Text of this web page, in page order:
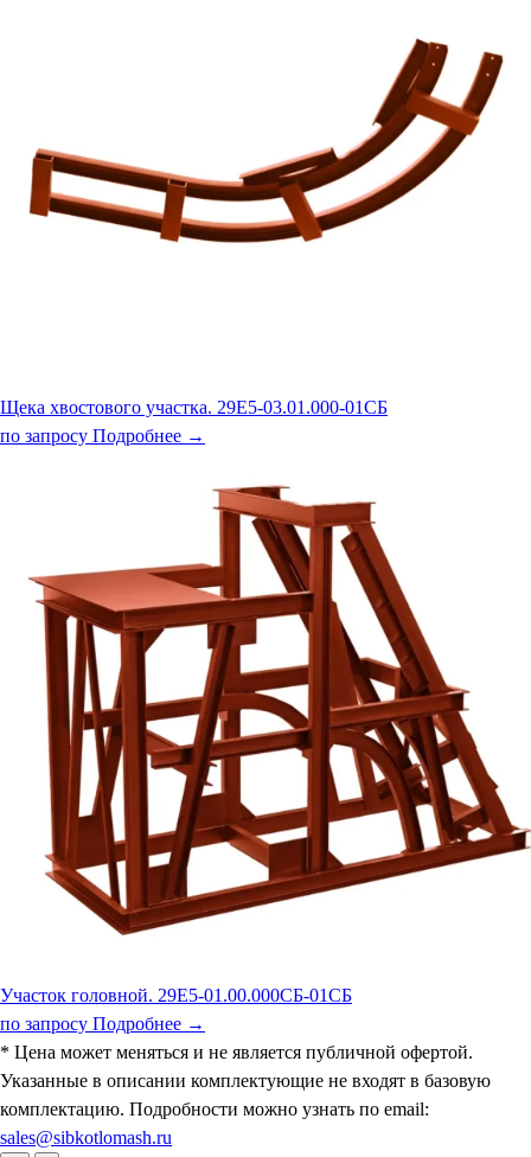
Щека хвостового участка. 29Е5-03.01.000-01СБ
по запросу Подробнее →
Участок головной. 29Е5-01.00.000СБ-01СБ
по запросу Подробнее →
* Цена может меняться и не является публичной офертой.
Указанные в описании комплектующие не входят в базовую
комплектацию. Подробности можно узнать по email:
sales@sibkotlomash.ru